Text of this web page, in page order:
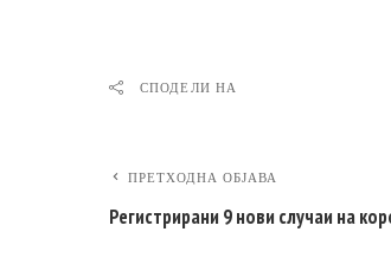
СПОДЕЛИ НА
ПРЕТХОДНА ОБЈАВА
Регистрирани 9 нови случаи на